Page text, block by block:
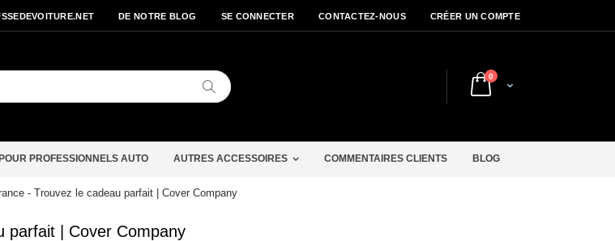
DE NOTRE BLOG SE CONNECTER CONTACTEZ-NOUS CRÉER UN COMPTE
Cart
0articles
Chercher
PROFESSIONNELS AUTO AUTRES ACCESSOIRES COMMENTAIRES CLIENTS BLOG
- Trouvez le cadeau parfait | Cover Company
parfait | Cover Company